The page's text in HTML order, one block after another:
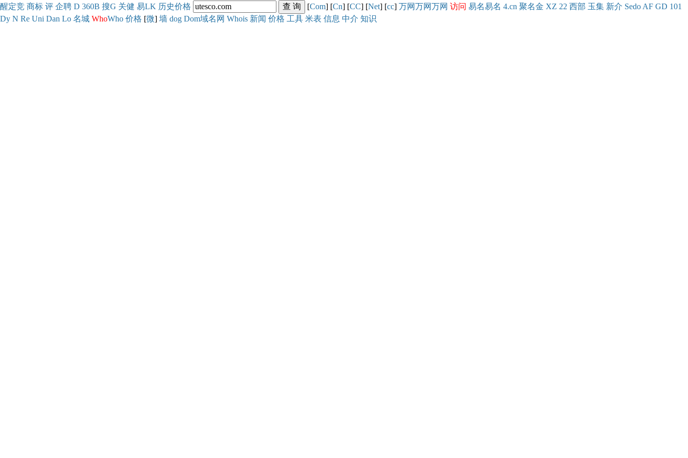
醒定竞 商标 评 企聘 D 360B 搜G 关健 易LK 历史价格 [Com] [Cn] [CC] [Net] [cc] 万网万网万网 访问 易名易名 4.cn 聚名金 XZ 22 西部 玉集 新介 Sedo AF GD 101
Dy N Re Uni Dan Lo 名城 WhoWho 价格 [微] 墙 dog Dom域名网 Whois 新闻 价格 工具 米表 信息 中介 知识